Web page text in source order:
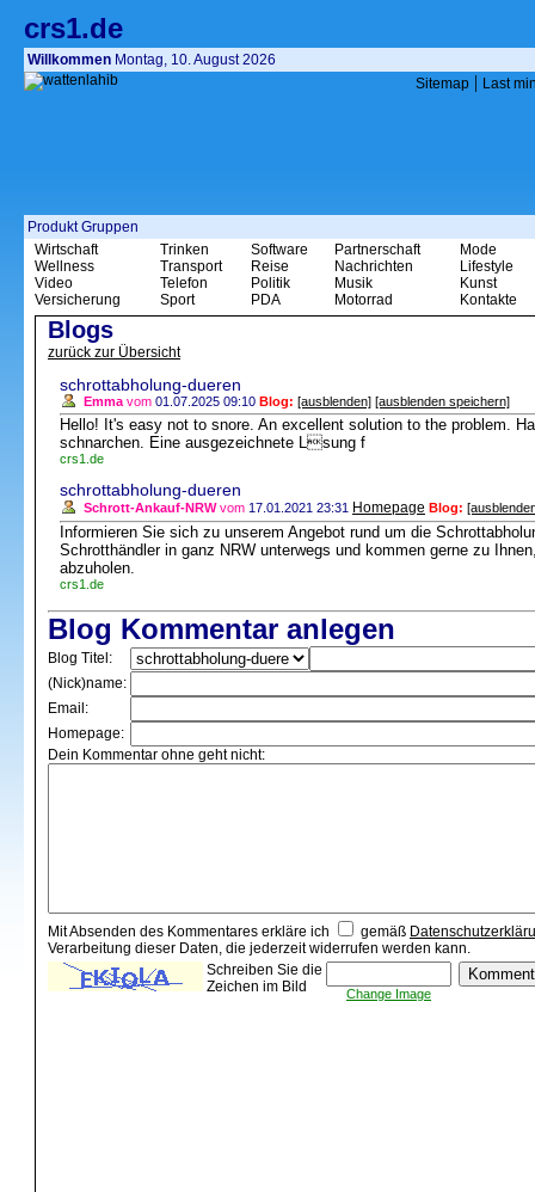
crs1.de
Willkommen Montag, 10. August 2026
Sitemap | Last
Produkt Gruppen
Wirtschaft
Wellness
Video
Versicherung
Trinken
Transport
Telefon
Sport
Software
Reise
Politik
PDA
Partnerschaft
Nachrichten
Musik
Motorrad
Mode
Lifestyle
Kunst
Kontakte
Blogs
zurück zur Übersicht
schrottabholung-dueren
Emma vom 01.07.2025 09:10 Blog: [ausblenden] [ausblenden speichern]
Hello! It's easy not to snore. An excellent solution to the problem.
schnarchen. Eine ausgezeichnete Lsung f
crs1.de
schrottabholung-dueren
Schrott-Ankauf-NRWvom 17.01.2021 23:31 Homepage Blog:
Informieren Sie sich zu unserem Angebot rund um die
Schrotthändler in ganz NRW unterwegs und kommen gerne zu
abzuholen.
crs1.de
Blog Kommentar anlegen
Blog Titel:
(Nick)name:
Email:
Homepage:
Dein Kommentar ohne geht nicht:
Mit Absenden des Kommentares erkläre ich gemäß
Verarbeitung dieser Daten, die jederzeit widerrufen werden kann.
Schreiben Sie die
Zeichen im Bild
Change Image